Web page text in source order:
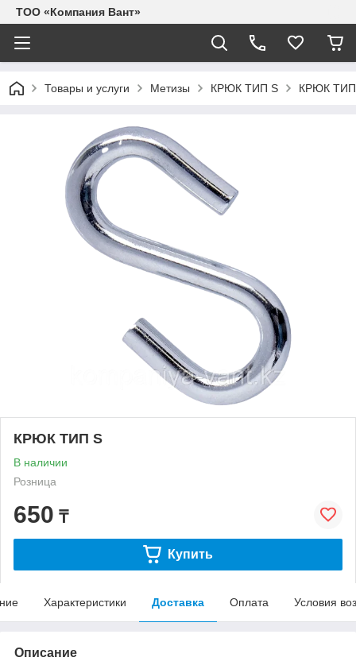
ТОО «Компания Вант»
Товары и услуги Метизы КРЮК ТИП S КРЮК
КРЮК ТИП S
В наличии
Розница
650 ₸
Купить
Характеристики Доставка Оплата Условия
Описание